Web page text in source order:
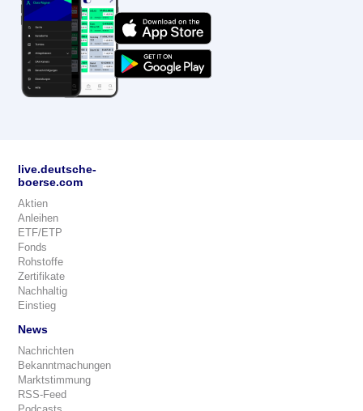
live.deutsche-
boerse.com
Aktien
Anleihen
ETF/ETP
Fonds
Rohstoffe
Zertifikate
Nachhaltig
Einstieg
News
Nachrichten
Bekanntmachungen
Marktstimmung
RSS-Feed